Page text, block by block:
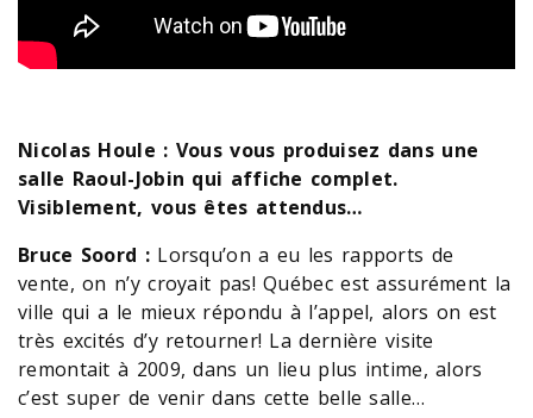
Nicolas Houle : Vous vous produisez dans une
salle Raoul-Jobin qui affiche complet.
Visiblement, vous êtes attendus…
Bruce Soord :Lorsqu’on a eu les rapports de
vente, on n’y croyait pas! Québec est assurément la
ville qui a le mieux répondu à l’appel, alors on est
très excités d’y retourner! La dernière visite
remontait à 2009, dans un lieu plus intime, alors
c’est super de venir dans cette belle salle…